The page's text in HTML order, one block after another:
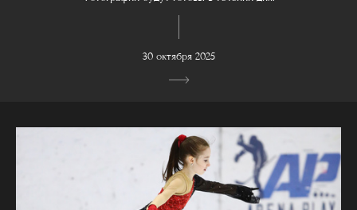
30 октября 2025